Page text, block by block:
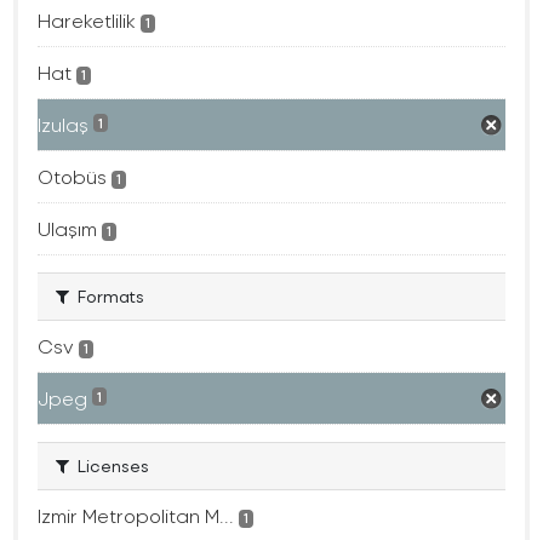
Hareketlilik 1
Hat 1
Izulaş 1
Otobüs 1
Ulaşım 1
Formats
Csv 1
Jpeg 1
Licenses
Izmir Metropolitan M... 1